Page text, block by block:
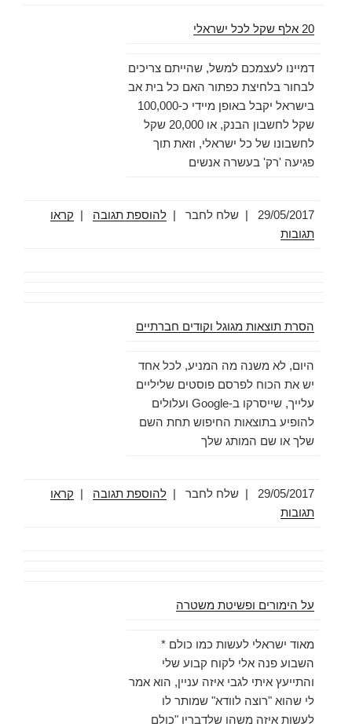
20 אלף שקל לכל ישראלי
דמיינו לעצמכם למשל, שהייתם צריכים
לבחור בלחיצת כפתור האם כל בית אב
בישראל יקבל באופן מיידי כ-100,000
שקל לחשבון הבנק, או 20,000 שקל
לחשבונו של כל ישראלי, וזאת תוך
פגיעה 'רק' בעשרה אנשים
29/05/2017
| שלח לחבר | להוספת תגובה | קראו
תגובות
הסרת תוצאות מגוגל וקודים חברתיים
היום, לא משנה מה המניע, לכל אחד
יש את הכוח לפרסם פוסטים שליליים
עלייך, שייסרקו ב-Google ועלולים
להופיע בתוצאות החיפוש תחת השם
שלך או שם המותג שלך
29/05/2017
| שלח לחבר | להוספת תגובה | קראו
תגובות
על הימורים ופשיטת משטרה
מאוד ישראלי לעשות כמו כולם *
השבוע פנה אלי לקוח קבוע שלי
והתייעץ איתי לגבי איזה עניין, הוא אמר
לי שהוא "רוצה לוודא" שמותר לו
לעשות איזה משהו שלדבריו "כולם